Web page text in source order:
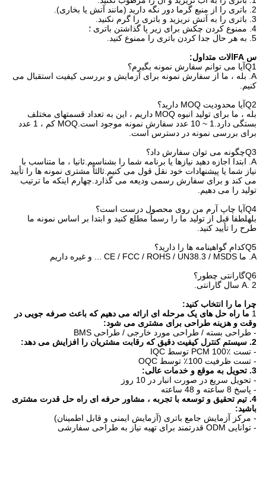
2. باتری را از منبع گرما دور نگه دارید (مانند آتش یا بخاری).
3. باتری را به آتش نریزید و باتری را گرم نکنید.
4. ممنوع کردن چکش برای زیر پا گذاشتن باتری ؛
5. به هر حال جدا کردن باتری را ممنوع کنید.
س FAالات متداول:
Q1آیا می توانم سفارش نمونه بگیرم؟
A. بله ، ما از سفارش نمونه برای آزمایش و بررسی کیفیت استقبال می
کنیم.
Q2آیا محدودیت MOQ دارید؟
بله ، ما برای تولید انبوه MOQ داریم ، این به تعداد قسمتهای مختلف
بستگی دارد.1 ~ 10 عدد سفارش نمونه موجود است.MOQ کم ، 1 عدد
برای بررسی نمونه در دسترس است.
Q3چگونه می توان سفارش داد؟
A. ابتدا اجازه دهید نیازها یا برنامه شما را بشناسیم.ثانیا ، ما متناسب با
نیاز شما یا پیشنهادات خود نقل قول می کنیم.ثالثاً مشتری نمونه ها را تأیید
می کند و برای سفارش رسمی ودیعه می گذارد.چهارم اینکه ما ترتیب
تولید را می دهیم.
Q4آیا چاپ آرم من روی محصول درست است؟
بلهلطفا قبل از تولید ما را رسماً مطلع کنید و ابتدا بر اساس نمونه ما
طرح را تأیید کنید.
Q5کدام گواهینامه ها را دارید؟
A. ما CE / FCC / ROHS / UN38.3 / MSDS ... و غیره داریم
Q6گارانتی چطور؟
A. 2 سال گارانتی.
چرا ما را انتخاب کنید:
1 ما راه حل های یک مرحله ای ارائه می دهیم که باعث صرفه جویی در
وقت و هزینه طراحی برای مشتری می شود:
- طراحی بسته / طراحی مورد خارجی / طراحی BMS
2. سیستم کنترل کیفیت دقیق که رقابت مشتریان را افزایش می دهد:
- تست PCM 100٪ توسط IQC
- تست ظرفیت 100٪ توسط OQC
3. تحویل به موقع و خدمات عالی:
- تحویل سریع در صورت انبار در 10 روز
- پاسخ 8 ساعته و 48 ساعته
4. تیم تحقیق و توسعه با تجربه ، مشاور حرفه ای راه حل قدرت مشتری
باشید:
- مرکز آزمایش جامع باتری (آزمایش ایمنی و قابل اطمینان)
- توانایی ODM قدرتمند برای تهیه نیاز به طراحی سفارشی